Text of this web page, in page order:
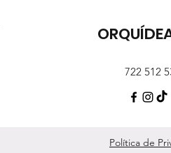
722 512
Política de